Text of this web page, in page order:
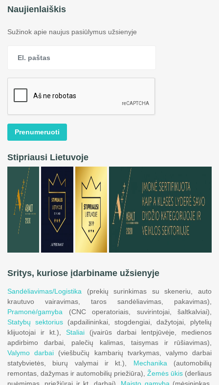
Naujienlaiškis
Sužinok apie naujus pasiūlymus užsienyje
Prenumeruoti
Stipriausi Lietuvoje
Sritys, kuriose įdarbiname užsienyje
Sandėliavimas/Logistika (prekių surinkimas su skeneriu, auto
krautuvo vairavimas, taros sandėliavimas, pakavimas),
Pramonė/gamyba (CNC operatoriais, suvirintojai, šaltkalviai),
Statybų sektorius (apdailininkai, stogdengiai, dažytojai, plytelių
klijuotojai ir kt.), Staliai (įvairūs darbai lentpjūvėje, medienos
apdirbimo darbai, palečių kalimas, taisymas ir rūšiavimas),
Valymo darbai (viešbučių kambarių tvarkymas, valymo darbai
statybvietės, biurų valymai ir kt.), Mechanika (automobilių
remontas, dažymas ir automobilių priežiūra), Žemės ūkis (derliaus
nuėmimas, priežiūrai ir kt. darbai), Maisto gamyba (mėsininkas,